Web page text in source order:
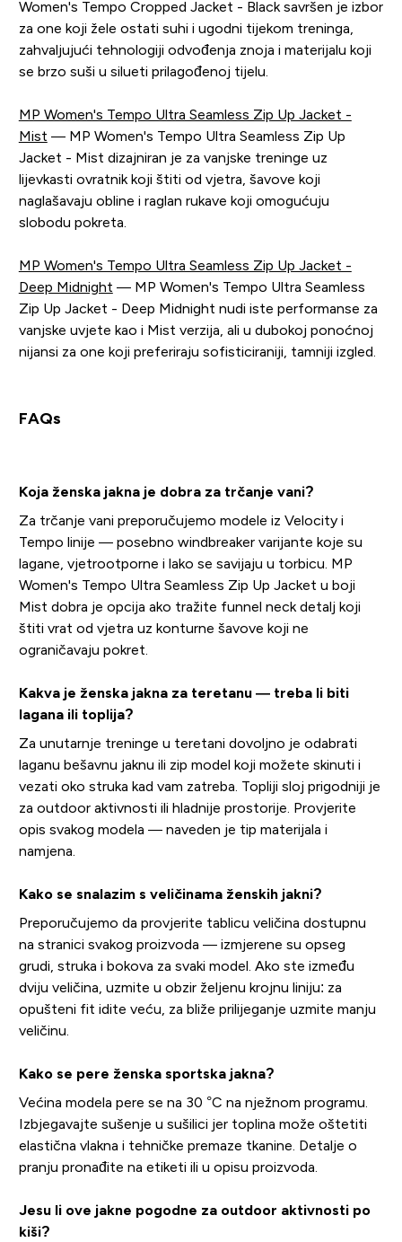
Women's Tempo Cropped Jacket - Black savršen je izbor
za one koji žele ostati suhi i ugodni tijekom treninga,
zahvaljujući tehnologiji odvođenja znoja i materijalu koji
se brzo suši u silueti prilagođenoj tijelu.
MP Women's Tempo Ultra Seamless Zip Up Jacket -
Mist — MP Women's Tempo Ultra Seamless Zip Up
Jacket - Mist dizajniran je za vanjske treninge uz
lijevkasti ovratnik koji štiti od vjetra, šavove koji
naglašavaju obline i raglan rukave koji omogućuju
slobodu pokreta.
MP Women's Tempo Ultra Seamless Zip Up Jacket -
Deep Midnight — MP Women's Tempo Ultra Seamless
Zip Up Jacket - Deep Midnight nudi iste performanse za
vanjske uvjete kao i Mist verzija, ali u dubokoj ponoćnoj
nijansi za one koji preferiraju sofisticiraniji, tamniji izgled.
FAQs
Koja ženska jakna je dobra za trčanje vani?
Za trčanje vani preporučujemo modele iz Velocity i
Tempo linije — posebno windbreaker varijante koje su
lagane, vjetrootporne i lako se savijaju u torbicu. MP
Women's Tempo Ultra Seamless Zip Up Jacket u boji
Mist dobra je opcija ako tražite funnel neck detalj koji
štiti vrat od vjetra uz konturne šavove koji ne
ograničavaju pokret.
Kakva je ženska jakna za teretanu — treba li biti
lagana ili toplija?
Za unutarnje treninge u teretani dovoljno je odabrati
laganu bešavnu jaknu ili zip model koji možete skinuti i
vezati oko struka kad vam zatreba. Topliji sloj prigodniji je
za outdoor aktivnosti ili hladnije prostorije. Provjerite
opis svakog modela — naveden je tip materijala i
namjena.
Kako se snalazim s veličinama ženskih jakni?
Preporučujemo da provjerite tablicu veličina dostupnu
na stranici svakog proizvoda — izmjerene su opseg
grudi, struka i bokova za svaki model. Ako ste između
dviju veličina, uzmite u obzir željenu krojnu liniju: za
opušteni fit idite veću, za bliže prilijeganje uzmite manju
veličinu.
Kako se pere ženska sportska jakna?
Većina modela pere se na 30 °C na nježnom programu.
Izbjegavajte sušenje u sušilici jer toplina može oštetiti
elastična vlakna i tehničke premaze tkanine. Detalje o
pranju pronađite na etiketi ili u opisu proizvoda.
Jesu li ove jakne pogodne za outdoor aktivnosti po
kiši?